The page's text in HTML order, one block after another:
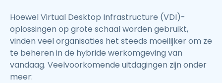
Hoewel Virtual Desktop Infrastructure (VDI)-
oplossingen op grote schaal worden gebruikt,
vinden veel organisaties het steeds moeilijker om ze
te beheren in de hybride werkomgeving van
vandaag. Veelvoorkomende uitdagingen zijn onder
meer: